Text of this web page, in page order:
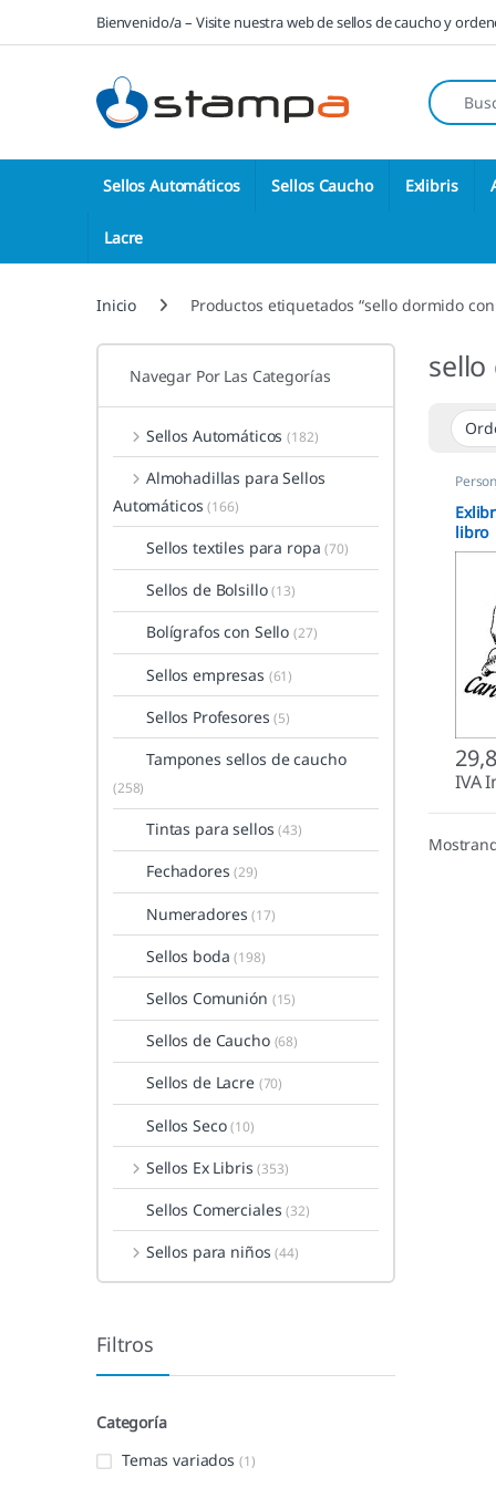
Saltar a la navegación
Saltar al contenidoBienvenido/a – Visite nuestra web de sellos de caucho y
Sellos Automáticos Sellos Caucho Exlibris
Lacre
Inicio Productos etiquetados “sello dormido
libro
IVA
Navegar Por Las Categorías
Sellos Automáticos(182)
Almohadillas para Sellos
Automáticos(166)
Sellos textiles para ropa(70)
Sellos de Bolsillo(13)
Bolígrafos con Sello(27)
Sellos empresas (61)
Sellos Profesores(5)
Tampones sellos de caucho
(258)
Tintas para sellos(43)
Fechadores(29)
Numeradores(17)
Sellos boda(198)
Sellos Comunión (15)
Sellos de Caucho (68)
Sellos de Lacre (70)
Sellos Seco(10)
Sellos Ex Libris(353)
Sellos Comerciales(32)
Sellos para niños(44)
Filtros
Categoría
Temas variados (1)